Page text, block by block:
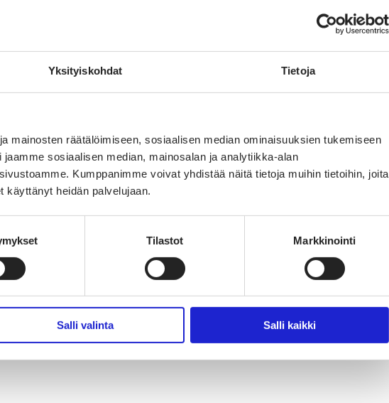
Yksityiskohdat Tietoja
mainosten räätälöimiseen, sosiaalisen median ominaisuuksien tukemiseen
sosiaalisen median, mainosalan ja analytiikka-alan
Kumppanimme voivat yhdistää näitä tietoja muihin tietoihin, joita
käyttänyt heidän palvelujaan.
Tilastot Markkinointi
Salli valinta Salli kaikki